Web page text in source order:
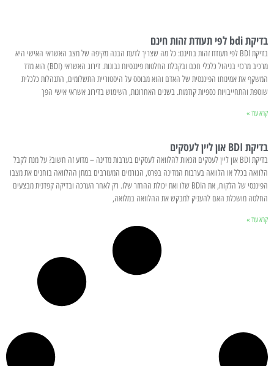
בדיקת bdi לפי תעודת זהות חינם
בדיקת BDI לפי תעודת זהות בחינם: כל מה שצריך לדעת הבנה מקיפה של מצב האשראי האישי היא
מרכיב מרכזי בניהול כלכלי חכם ובקבלת החלטות פיננסיות נבונות. דירוג האשראי (BDI) הוא מדד
המשקף את אמינותו הפיננסית של האדם והוא מבוסס על היסטוריית התשלומים, התנהלות כלכלית
שוטפת והתחייבויות כספיות קודמות. בשנים האחרונות, השימוש בדירוג אשראי אישי הפך
קרא עוד »
בדיקת BDI און ליין לעסקים
בדיקת BDI און ליין לעסקים וזכאות להלוואה לעסקים בערבות מדינה – מדוע זה חשוב? על מנת לקבל
הלוואה בכלל או הלוואה בערבות המדינה בפרט, הגורמים המעורבים במתן ההלוואה בוחנים את מצבו
הפיננסי של הלקוח, את הBDI שלו ואת יכולת ההחזר שלו. רק לאחר הערכה ובדיקה קפדנית מבצעים
החלטה מושכלת האם להעניק למבקש את ההלוואה במלואה,
קרא עוד »